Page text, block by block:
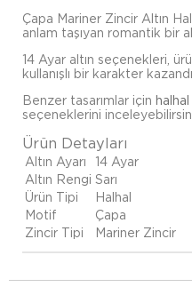
Çapa Mariner Zincir Altın
anlam taşıyan romantik bir
14 Ayar altın seçenekleri,
kullanışlı bir karakter
Benzer tasarımlar için halhal
seçeneklerini
Ürün Detayları
Altın Ayarı
14 Ayar
Altın Rengi Sarı
Ürün Tipi
Halhal
Motif
Çapa
Zincir Tipi
Mariner Zincir